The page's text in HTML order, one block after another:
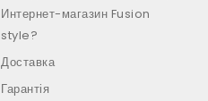
Интернет-магазин Fusion
style?
Доставка
Гарантія